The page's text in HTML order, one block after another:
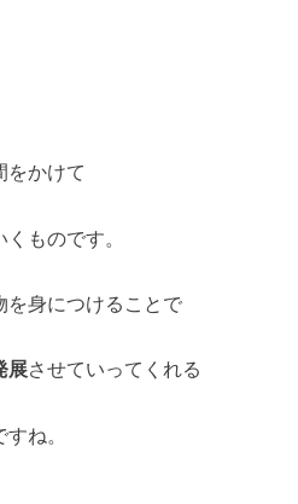
をかけて
ものです。
を身につけることで
展させていってくれる
ね。